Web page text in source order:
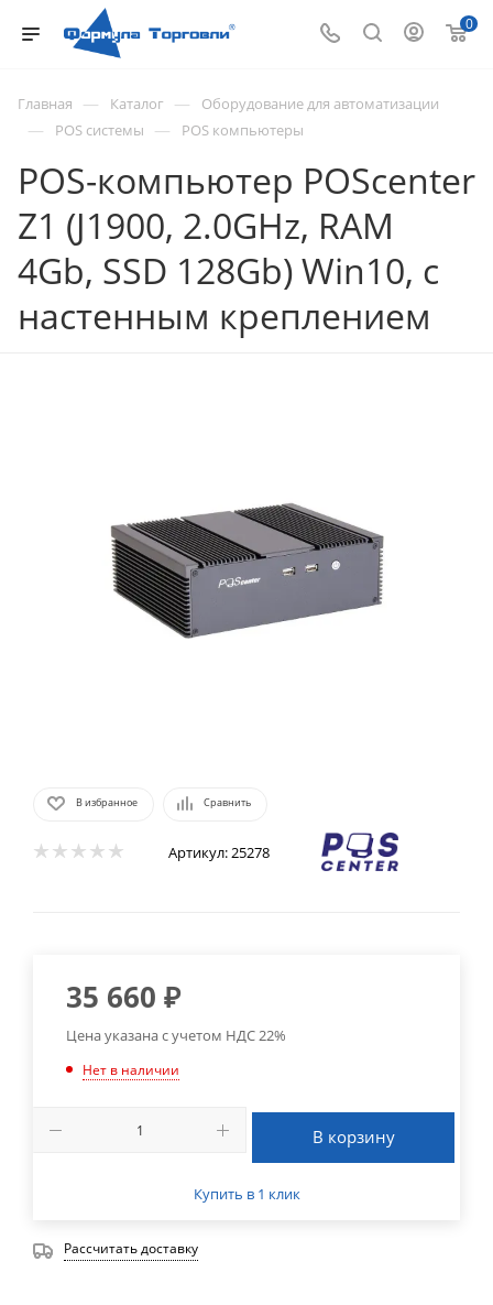
0
Главная — Каталог — Оборудование для автоматизации
— POS системы — POS компьютеры
POS-компьютер POScenter
Z1 (J1900, 2.0GHz, RAM
4Gb, SSD 128Gb) Win10, с
настенным креплением
В избранное Сравнить
Артикул:25278
35 660 ₽
Цена указана с учетом НДС 22%
Нет в наличии
В корзину
Купить в 1 клик
Рассчитать доставку